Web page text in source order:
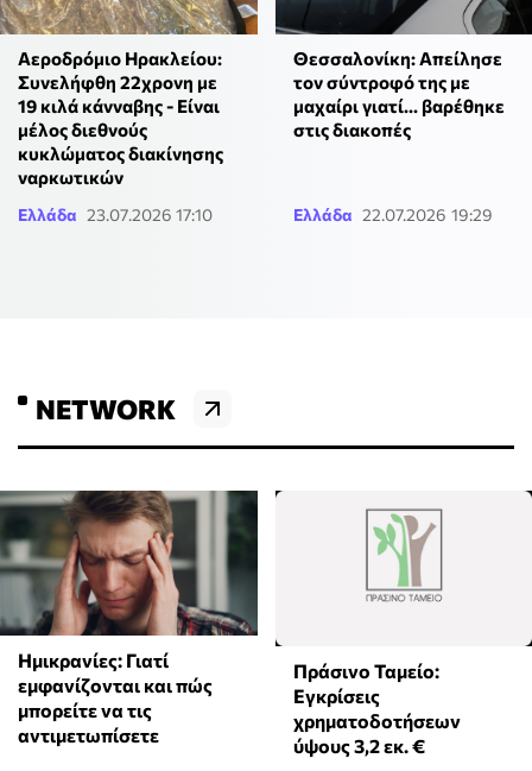
Αεροδρόμιο Ηρακλείου:
Συνελήφθη 22χρονη με
19 κιλά κάνναβης - Είναι
μέλος διεθνούς
κυκλώματος διακίνησης
ναρκωτικών
Ελλάδα 23.07.2026 17:10
Θεσσαλονίκη: Απείλησε
τον σύντροφό της με
μαχαίρι γιατί... βαρέθηκε
στις διακοπές
Ελλάδα 22.07.2026 19:29
NETWORK
Ημικρανίες: Γιατί
εμφανίζονται και πώς
μπορείτε να τις
αντιμετωπίσετε
Πράσινο Ταμείο:
Εγκρίσεις
χρηματοδοτήσεων
ύψους 3,2 εκ. €